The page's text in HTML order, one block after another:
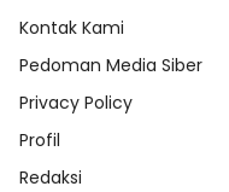
Kontak Kami
Pedoman Media Siber
Privacy Policy
Profil
Redaksi